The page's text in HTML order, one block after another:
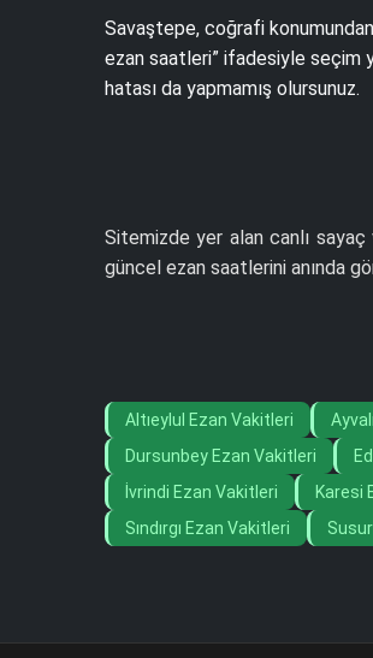
Savaştepe, coğrafi
ezan saatleri” ifadesiyle seçim
hatası da yapmamış olursunuz.
Sitemizde yer alan canlı sayaç
güncel ezan saatlerini anında
Altıeylul Ezan Vakitleri
Dursunbey Ezan Vakitleri
İvrindi Ezan Vakitleri
Karesi
Sındırgı Ezan Vakitleri